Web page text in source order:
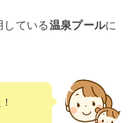
ている温泉プールに